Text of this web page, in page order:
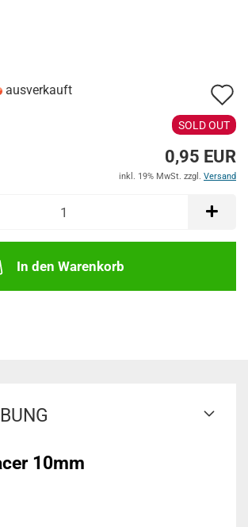
ausverkauft
SOLD OUT
0,95 EUR
inkl. 19% MwSt. zzgl. Versand
In den Warenkorb
10mm